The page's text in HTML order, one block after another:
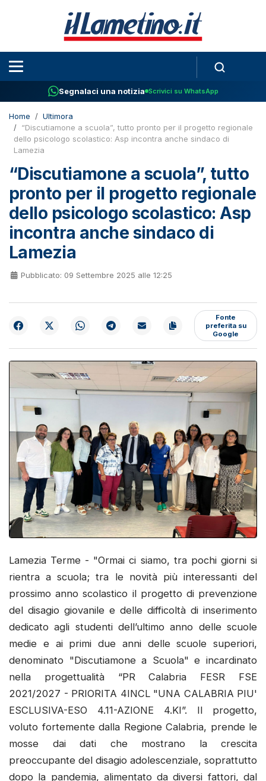
Segnalaci una notizia Scrivici su WhatsApp
Home
Ultimora
“Discutiamone a scuola”, tutto pronto per il progetto regionale
dello psicologo scolastico: Asp incontra anche sindaco di
Lamezia
“Discutiamone a scuola”, tutto
pronto per il progetto regionale
dello psicologo scolastico: Asp
incontra anche sindaco di
Lamezia
Pubblicato: 09 Settembre 2025 alle 12:25
Fonte
preferita su
Google
Lamezia Terme - "Ormai ci siamo, tra pochi giorni si
rientra a scuola; tra le novità più interessanti del
prossimo anno scolastico il progetto di prevenzione
del disagio giovanile e delle difficoltà di inserimento
dedicato agli studenti dell’ultimo anno delle scuole
medie e ai primi due anni delle scuole superiori,
denominato "Discutiamone a Scuola" e incardinato
nella progettualità “PR Calabria FESR FSE
2021/2027 - PRIORITA 4INCL "UNA CALABRIA PIU'
ESCLUSIVA-ESO 4.11-AZIONE 4.KI”. Il progetto,
voluto fortemente dalla Regione Calabria, prende le
mosse dai dati che mostrano la crescita
preoccupante del disagio adolescenziale, soprattutto
dopo la pandemia, alimentato da diversi fattori, dal